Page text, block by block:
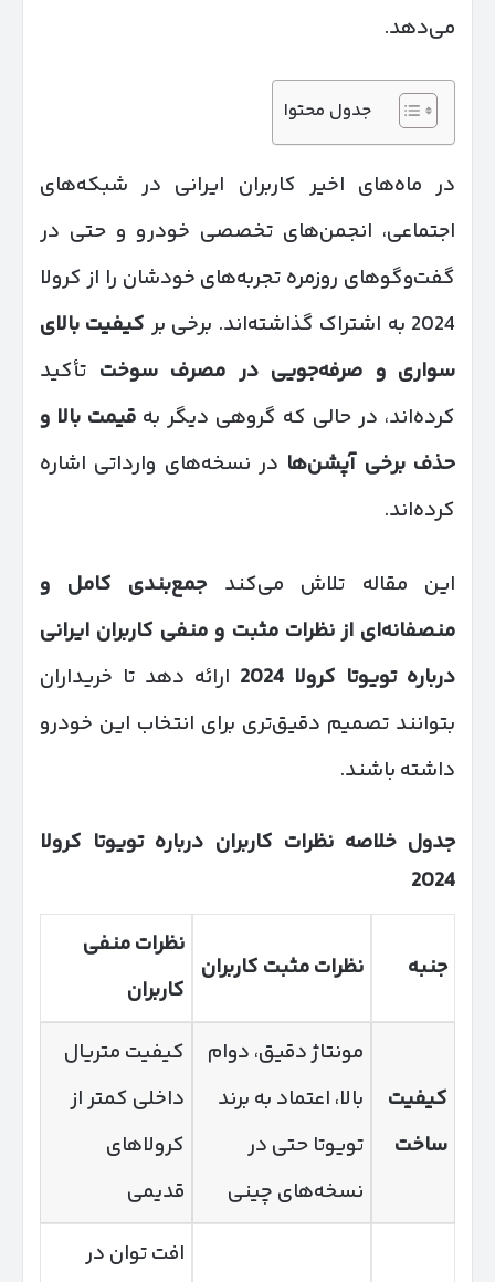
می‌دهد.
جدول محتوا
در ماه‌های اخیر کاربران ایرانی در شبکه‌های
اجتماعی، انجمن‌های تخصصی خودرو و حتی در
گفت‌وگوهای روزمره تجربه‌های خودشان را از کرولا
2024 به اشتراک گذاشته‌اند. برخی بر
کیفیت بالای
سواری و صرفه‌جویی در مصرف سوخت تأکید
کرده‌اند، در حالی که گروهی دیگر به قیمت بالا و
حذف برخی آپشن‌ها در نسخه‌های وارداتی اشاره
کرده‌اند.
این مقاله تلاش می‌کندجمع‌بندی کامل و
منصفانه‌ای از نظرات مثبت و منفی کاربران ایرانی
درباره تویوتا کرولا 2024
ارائه دهد تا خریداران
بتوانند تصمیم دقیق‌تری برای انتخاب این خودرو
داشته باشند.
جدول خلاصه نظرات کاربران درباره تویوتا کرولا
2024
جنبه نظرات مثبت کاربران
نظرات منفی
کاربران
کیفیت
ساخت
مونتاژ دقیق، دوام
بالا، اعتماد به برند
تویوتا حتی در
نسخه‌های چینی
کیفیت متریال
داخلی کمتر از
کرولاهای
قدیمی
افت توان در